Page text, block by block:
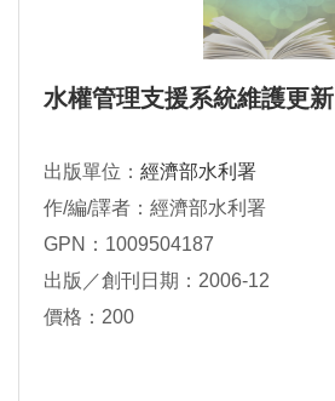
水權管理支援系統維護更新
出版單位： 經濟部水利署
作/編/譯者：經濟部水利署
GPN：1009504187
出版／創刊日期：2006-12
價格：200